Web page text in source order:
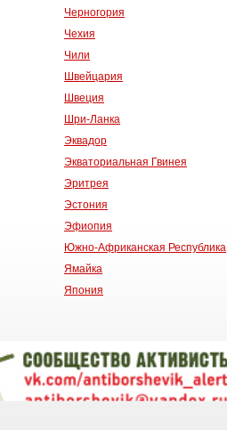
Черногория
Чехия
Чили
Швейцария
Швеция
Шри-Ланка
Эквадор
Экваториальная Гвинея
Эритрея
Эстония
Эфиопия
Южно-Африканская Республика
Ямайка
Япония